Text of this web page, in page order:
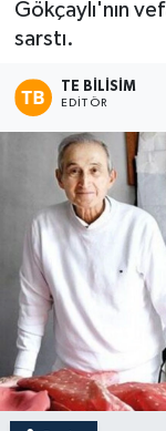
Gökçaylı'nın
sarstı.
TE BILISIM
EDITÖR